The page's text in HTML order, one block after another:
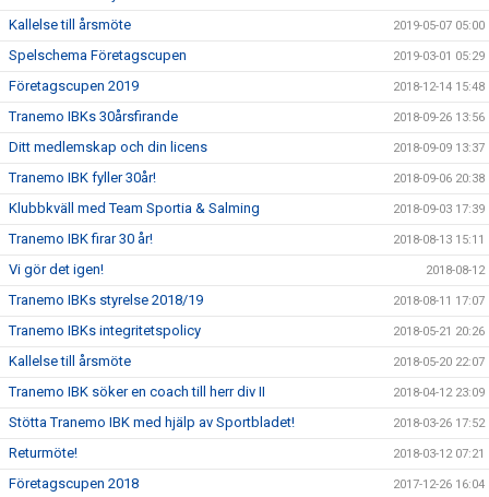
Kallelse till årsmöte 2019-05-07 05:00
Spelschema Företagscupen 2019-03-01 05:29
Företagscupen 2019 2018-12-14 15:48
Tranemo IBKs 30årsfirande 2018-09-26 13:56
Ditt medlemskap och din licens 2018-09-09 13:37
Tranemo IBK fyller 30år! 2018-09-06 20:38
Klubbkväll med Team Sportia & Salming 2018-09-03 17:39
Tranemo IBK firar 30 år! 2018-08-13 15:11
Vi gör det igen! 2018-08-12
Tranemo IBKs styrelse 2018/19 2018-08-11 17:07
Tranemo IBKs integritetspolicy 2018-05-21 20:26
Kallelse till årsmöte 2018-05-20 22:07
Tranemo IBK söker en coach till herr div II 2018-04-12 23:09
Stötta Tranemo IBK med hjälp av Sportbladet! 2018-03-26 17:52
Returmöte! 2018-03-12 07:21
Företagscupen 2018 2017-12-26 16:04